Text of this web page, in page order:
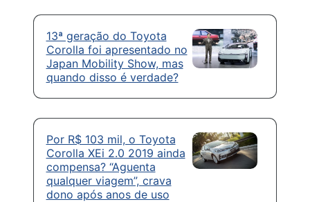
13ª geração do Toyota
Corolla foi apresentado no
Japan Mobility Show, mas
quando disso é verdade?
Por R$ 103 mil, o Toyota
Corolla XEi 2.0 2019 ainda
compensa? “Aguenta
qualquer viagem”, crava
dono após anos de uso